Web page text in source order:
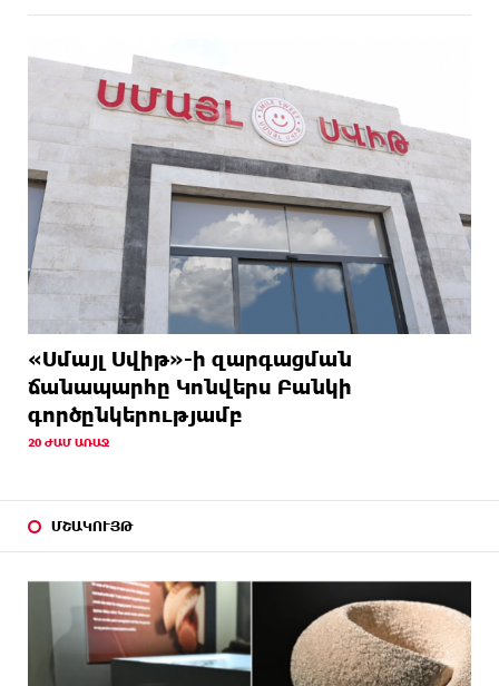
«Սմայլ Սվիթ»-ի զարգացման
ճանապարհը Կոնվերս Բանկի
գործընկերությամբ
20 ԺԱՄ ԱՌԱՋ
ՄՇԱԿՈՒՅԹ